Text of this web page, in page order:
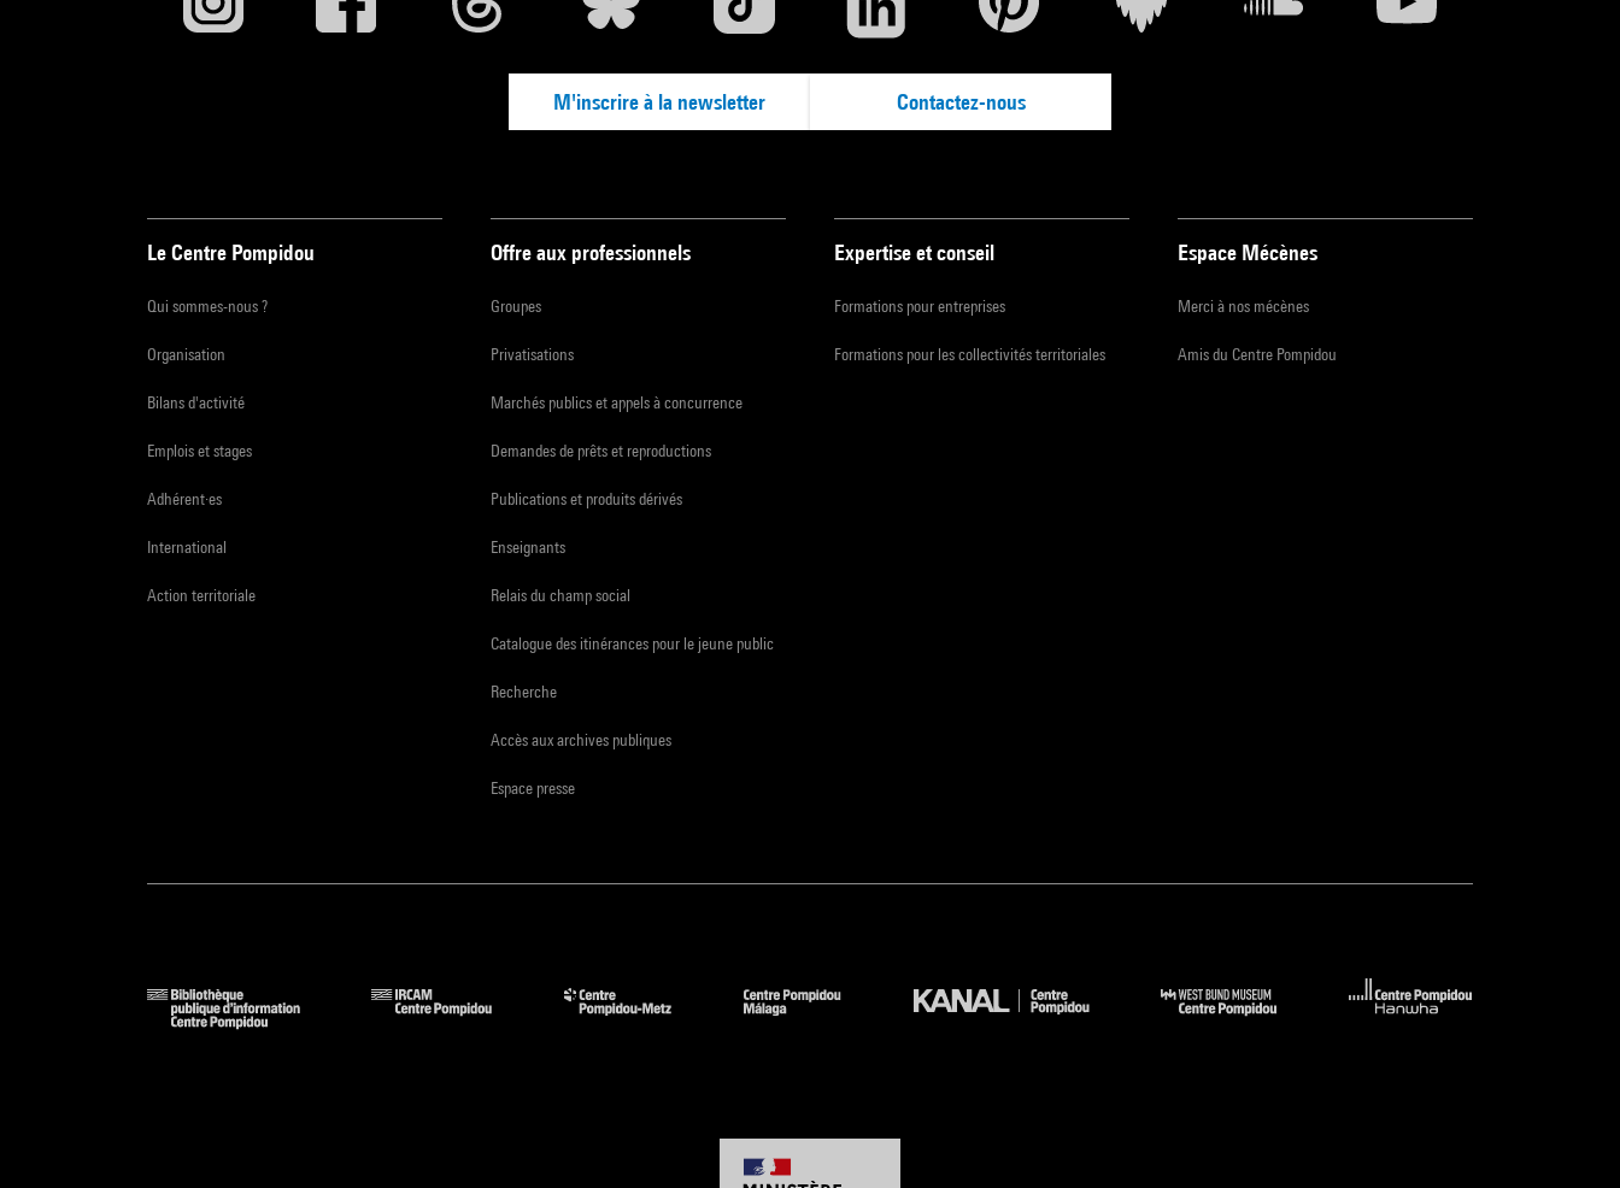
M'inscrire à la newsletter Contactez-nous
Le Centre Pompidou
Qui sommes-nous ?
Organisation
Bilans d'activité
Emplois et stages
Adhérent·es
International
Action territoriale
Offre aux professionnels
Groupes
Privatisations
Marchés publics et appels à concurrence
Demandes de prêts et reproductions
Publications et produits dérivés
Enseignants
Relais du champ social
Catalogue des itinérances pour le jeune public
Recherche
Accès aux archives publiques
Espace presse
Expertise et conseil
Formations pour entreprises
Formations pour les collectivités territoriales
Espace Mécènes
Merci à nos mécènes
Amis du Centre Pompidou